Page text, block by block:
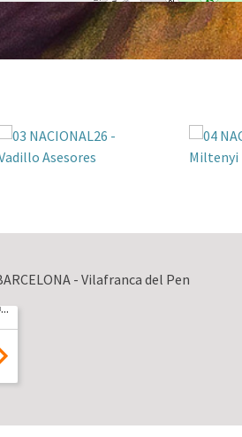
- Vilafranca del Pen